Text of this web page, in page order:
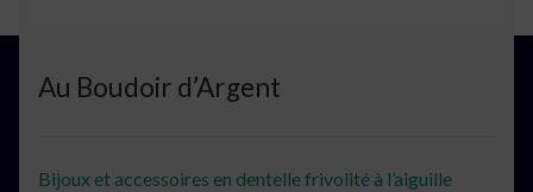
Au Boudoir d’Argent
Bijoux et accessoires en dentelle frivolité à l’aiguille